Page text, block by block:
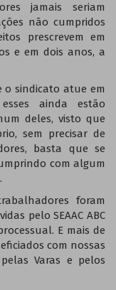
jamais seriam
não cumpridos
prescrevem em
e em dois anos, a
o sindicato atue em
ainda estão
deles, visto que
sem precisar de
basta que se
com algum
foram
pelo SEAAC ABC
E mais de
com nossas
Varas e pelos